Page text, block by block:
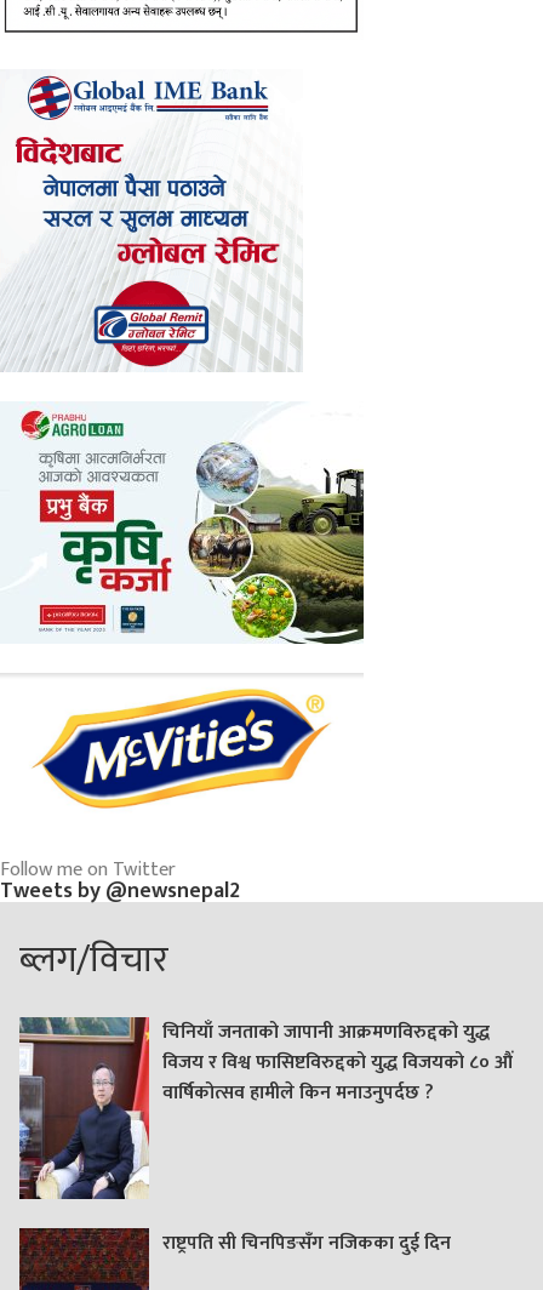
Follow me on Twitter
Tweets by @newsnepal2
ब्लग/विचार
चिनियाँ जनताको जापानी आक्रमणविरुद्दको युद्ध
विजय र विश्व फासिष्टविरुद्दको युद्ध विजयको ८० औं
वार्षिकोत्सव हामीले किन मनाउनुपर्दछ ?
राष्ट्रपति सी चिनपिङसँग नजिकका दुई दिन